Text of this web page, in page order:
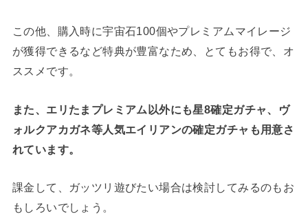
この他、購入時に宇宙石100個やプレミアムマイレージ
が獲得できるなど特典が豊富なため、とてもお得で、オ
ススメです。
また、エリたまプレミアム以外にも星8確定ガチャ、ヴ
ォルクアカガネ等人気エイリアンの確定ガチャも用意さ
れています。
課金して、ガッツリ遊びたい場合は検討してみるのもお
もしろいでしょう。